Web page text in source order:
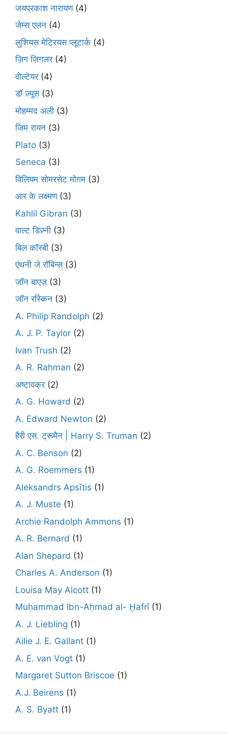
जयप्रकाश नारायण(4)
जेम्स एलन (4)
लुशियस मेट्रियस प्लूटार्क (4)
ज़िग ज़िगलर(4)
वोल्टेयर(4)
डॉ ज़्यूस(3)
मोहम्मद अली (3)
जिम रायन (3)
Plato (3)
Seneca (3)
विलियम सोमरसेट मोग़म (3)
आर के लक्ष्मण(3)
Kahlil Gibran (3)
वाल्ट डिज़्नी (3)
बिल कॉस्बी (3)
एंथनी जे रॉबिन्स(3)
जॉन बाएज़ (3)
जॉन रस्किन (3)
A. Philip Randolph (2)
A. J. P. Taylor (2)
Ivan Trush (2)
A. R. Rahman (2)
अष्टावक्र(2)
A. G. Howard (2)
A. Edward Newton (2)
हैरी एस. ट्रूमैन | Harry S. Truman (2)
A. C. Benson (2)
A. G. Roemmers (1)
Aleksandrs Apsītis (1)
A. J. Muste (1)
Archie Randolph Ammons (1)
A. R. Bernard (1)
Alan Shepard (1)
Charles A. Anderson (1)
Louisa May Alcott (1)
Muḥammad Ibn-Aḥmad al- Ḫafrī(1)
A. J. Liebling (1)
Ailie J. E. Gallant (1)
A. E. van Vogt (1)
Margaret Sutton Briscoe (1)
A.J. Beirens (1)
A. S. Byatt (1)